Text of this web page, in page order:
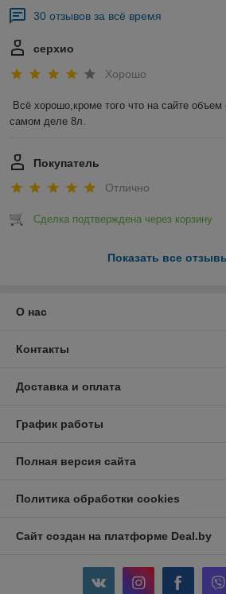
30 отзывов за всё время
серхио
Хорошо
Всё хорошо,кроме того что на сайте
самом деле 8л.
Покупатель
Отлично
Сделка подтверждена через корзину
Показать все
О нас
Контакты
Доставка и оплата
График работы
Полная версия сайта
Политика обработки cookies
Сайт создан на платформе Deal.by